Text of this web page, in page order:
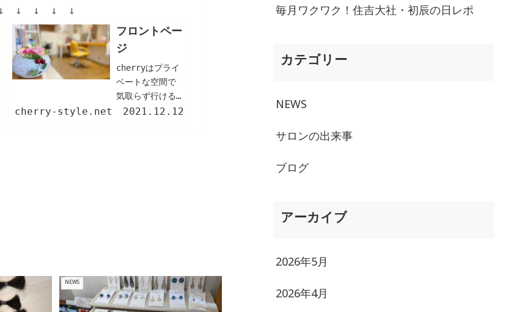
フロントペー
ジ
cherryはプライ
ベートな空間で
気取らず行ける
美容室細やかな
の魅力も引き出
します！お客様
が自然と笑顔に
cherry-style.net 2021.12.12
NEWS
毎月ワクワク！住吉大社・初辰の日レポ
カテゴリー
NEWS
サロンの出来事
ブログ
アーカイブ
2026年5月
2026年4月